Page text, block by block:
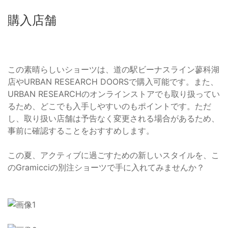
購入店舗
この素晴らしいショーツは、道の駅ビーナスライン蓼科湖
店やURBAN RESEARCH DOORSで購入可能です。また、
URBAN RESEARCHのオンラインストアでも取り扱ってい
るため、どこでも入手しやすいのもポイントです。ただ
し、取り扱い店舗は予告なく変更される場合があるため、
事前に確認することをおすすめします。
この夏、アクティブに過ごすための新しいスタイルを、こ
のGramicciの別注ショーツで手に入れてみませんか？